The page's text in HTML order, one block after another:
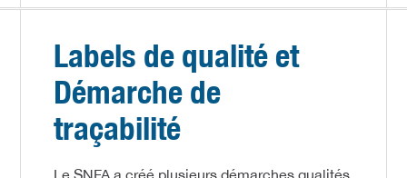
Labels de qualité et
Démarche de
traçabilité